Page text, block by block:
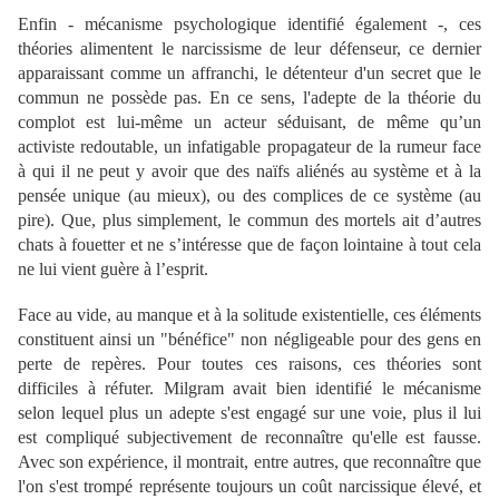
Enfin - mécanisme psychologique identifié également -, ces
théories alimentent le narcissisme de leur défenseur, ce dernier
apparaissant comme un affranchi, le détenteur d'un secret que le
commun ne possède pas. En ce sens, l'adepte de la théorie du
complot est lui-même un acteur séduisant, de même qu’un
activiste redoutable, un infatigable propagateur de la rumeur face
à qui il ne peut y avoir que des naïfs aliénés au système et à la
pensée unique (au mieux), ou des complices de ce système (au
pire). Que, plus simplement, le commun des mortels ait d’autres
chats à fouetter et ne s’intéresse que de façon lointaine à tout cela
ne lui vient guère à l’esprit.
Face au vide, au manque et à la solitude existentielle, ces éléments
constituent ainsi un "bénéfice" non négligeable pour des gens en
perte de repères. Pour toutes ces raisons, ces théories sont
difficiles à réfuter. Milgram avait bien identifié le mécanisme
selon lequel plus un adepte s'est engagé sur une voie, plus il lui
est compliqué subjectivement de reconnaître qu'elle est fausse.
Avec son expérience, il montrait, entre autres, que reconnaître que
l'on s'est trompé représente toujours un coût narcissique élevé, et